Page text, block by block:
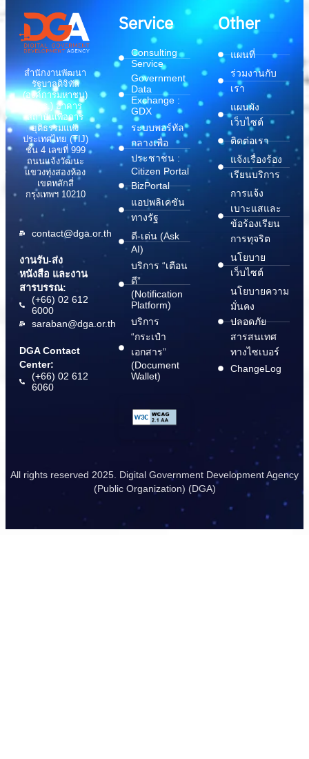
สำนักงานพัฒนา
รัฐบาลดิจิทัล
(องค์การมหาชน)
(สพร.) อาคาร
สถาบันเพื่อการ
ยุติธรรมแห่ง
ประเทศไทย (TIJ)
ชั้น 4 เลขที่ 999
ถนนแจ้งวัฒนะ
แขวงทุ่งสองห้อง
เขตหลักสี่
กรุงเทพฯ 10210
contact@dga.or.th
งานรับ-ส่ง
หนังสือ และงาน
สารบรรณ:
(+66) 02 612
6000
saraban@dga.or.th
DGA Contact
Center:
(+66) 02 612
6060
Service
Consulting
Service
Government
Data
Exchange :
GDX
ระบบพอร์ทัล
กลางเพื่อ
ประชาชน :
Citizen Portal
BizPortal
แอปพลิเคชัน
ทางรัฐ
ดี-เด่น (Ask
AI)
บริการ “เตือน
ดี”
(Notification
Platform)
บริการ
“กระเป๋า
เอกสาร”
(Document
Wallet)
Other
แผนที่
ร่วมงานกับ
เรา
แผนผัง
เว็บไซต์
ติดต่อเรา
แจ้งเรื่องร้อง
เรียนบริการ
การแจ้ง
เบาะแสและ
ข้อร้องเรียน
การทุจริต
นโยบาย
เว็บไซต์
นโยบายความ
มั่นคง
ปลอดภัย
สารสนเทศ
ทางไซเบอร์
ChangeLog
All rights reserved 2025. Digital Government Development Agency
(Public Organization) (DGA)